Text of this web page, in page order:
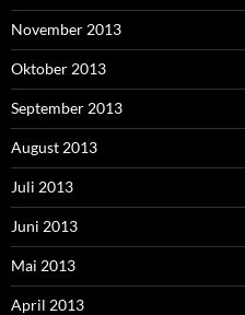
November 2013
Oktober 2013
September 2013
August 2013
Juli 2013
Juni 2013
Mai 2013
April 2013